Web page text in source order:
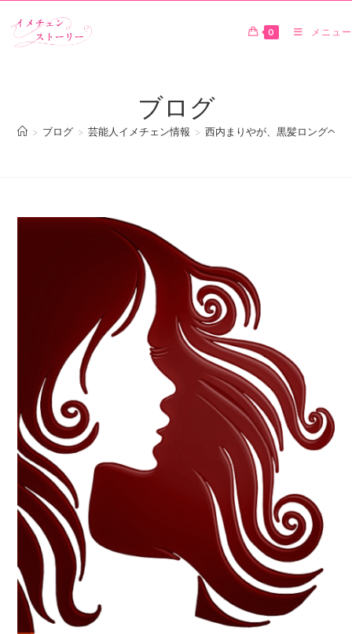
0 メニュー
ブログ
> ブログ > 芸能人イメチェン情報 > 西内まりやが、黒髪ロングヘ